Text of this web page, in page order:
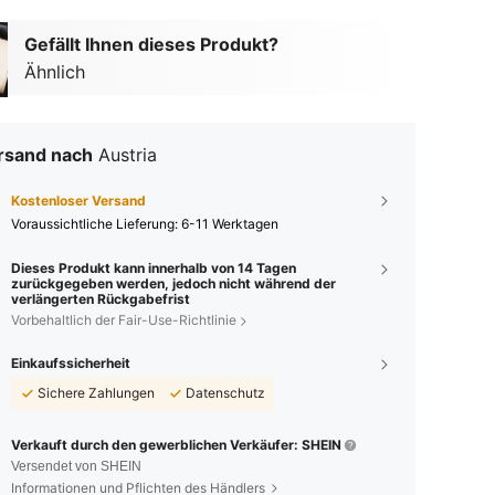
Gefällt Ihnen dieses Produkt?
Ähnlich
nach Austria
Kostenloser Versand
Voraussichtliche Lieferung: 6-11 Werktagen
Dieses Produkt kann innerhalb von 14 Tagen
zurückgegeben werden, jedoch nicht während der
verlängerten Rückgabefrist
Vorbehaltlich der Fair-Use-Richtlinie
Einkaufssicherheit
Sichere Zahlungen
Datenschutz
Verkauft durch den gewerblichen Verkäufer: SHEIN
Versendet von SHEIN
Informationen und Pflichten des Händlers